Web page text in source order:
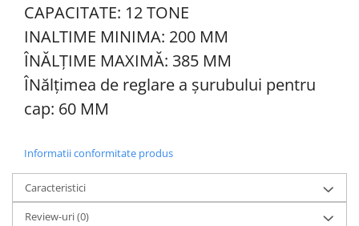
Masca de sudura
Sursa lumina
UPS Sursa curent
Vibrator beton
Scule Atelier Auto
auto
Ambreiaj
Aparat masina dejantat echilibrat
vulcanizare
CAPACITATE: 12 TONE
INALTIME MINIMA: 200 MM
ÎNĂLȚIME MAXIMĂ: 385 MM
ÎNălțimea de reglare a șurubului pentru
cap: 60 MM
Informatii conformitate produs
Caracteristici
Review-uri(0)